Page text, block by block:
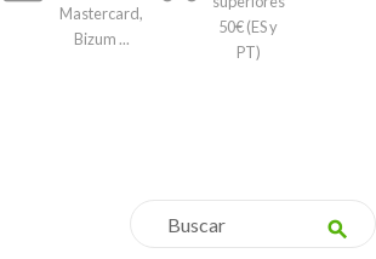
Mastercard,
Bizum ...
50€ (ES y
PT)
search